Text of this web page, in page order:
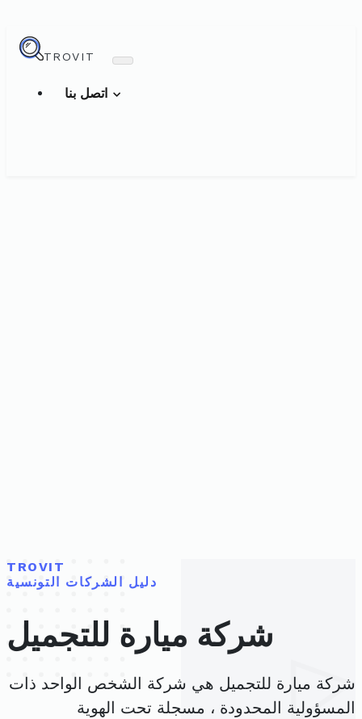
TROVIT
TROVIT
دليل الشركات التونسية
شركة ميارة للتجميل
شركة ميارة للتجميل هي شركة الشخص الواحد ذات
المسؤولية المحدودة ، مسجلة تحت الهوية